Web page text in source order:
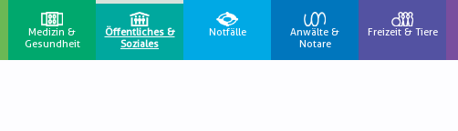
Medizin &
Gesundheit
Öffentliches &
Soziales
Notfälle
Anwälte &
Notare
Freizeit & Tiere